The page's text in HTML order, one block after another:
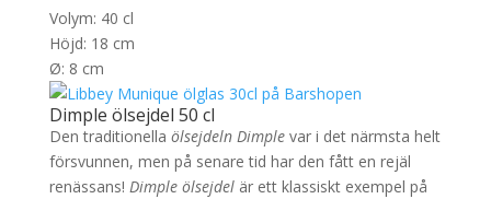
Volym: 40 cl
Höjd: 18 cm
Ø: 8 cm
Dimple ölsejdel 50 cl
Den traditionella ölsejdeln Dimplevar i det närmsta helt
försvunnen, men på senare tid har den fått en rejäl
renässans! Dimple ölsejdelär ett klassiskt exempel på